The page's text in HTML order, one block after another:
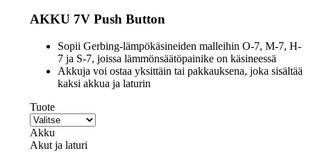
AKKU 7V Push Button
Sopii Gerbing-lämpökäsineiden malleihin O-7, M-7, H-
7 ja S-7, joissa lämmönsäätöpainike on käsineessä
Akkuja voi ostaa yksittäin tai pakkauksena, joka sisältää
kaksi akkua ja laturin
Tuote
Akku
Akut ja laturi